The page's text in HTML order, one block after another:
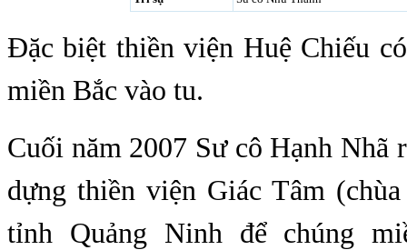
Đặc biệt thiền viện Huệ Chiếu
miền Bắc vào tu.
Cuối năm 2007 Sư cô Hạnh Nhã
dựng thiền viện Giác Tâm
tỉnh Quảng Ninh để chúng